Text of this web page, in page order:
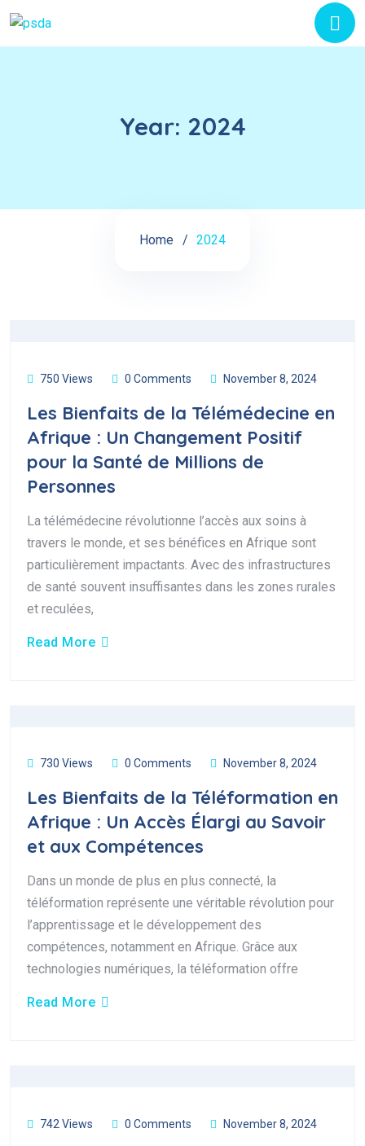
Year: 2024
Home 2024
750 Views 0 Comments November 8, 2024
Les Bienfaits de la Télémédecine en
Afrique : Un Changement Positif
pour la Santé de Millions de
Personnes
La télémédecine révolutionne l’accès aux soins à
travers le monde, et ses bénéfices en Afrique sont
particulièrement impactants. Avec des infrastructures
de santé souvent insuffisantes dans les zones rurales
et reculées,
Read More
730 Views 0 Comments November 8, 2024
Les Bienfaits de la Téléformation en
Afrique : Un Accès Élargi au Savoir
et aux Compétences
Dans un monde de plus en plus connecté, la
téléformation représente une véritable révolution pour
l’apprentissage et le développement des
compétences, notamment en Afrique. Grâce aux
technologies numériques, la téléformation offre
Read More
742 Views 0 Comments November 8, 2024